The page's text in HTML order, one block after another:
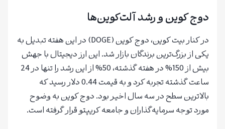
دوج کوین و رشد آلت‌کوین‌ها
در کنار بیت کوین، دوج کوین (DOGE) در این هفته تبدیل به
یکی از بزرگ‌ترین برندگان بازار شد. این ارز دیجیتال با جهش
بیش از 150% در هفته گذشته، 50% از این رشد را تنها در 24
ساعت گذشته تجربه کرد و به قیمت 0.44 دلار رسید که
بالاترین سطح در سه سال اخیر بود. دوج کوین به وضوح
مورد توجه سرمایه‌گذاران و جامعه کریپتو قرار گرفته است.